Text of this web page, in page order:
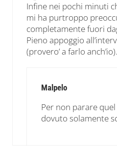
Infine nei pochi minuti
mi ha purtroppo
completamente fuori
Pieno appoggio
(provero’ a farlo anch’io).
Malpelo
Per non parare
dovuto solamente